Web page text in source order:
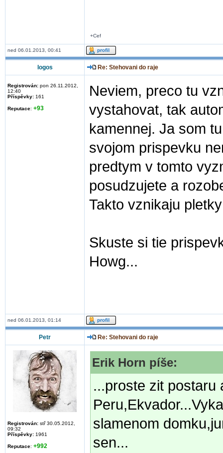
+Cef
ned 06.01.2013, 00:41
logos Re: Stehovani do raje
Registrován: pon 26.11.2012,
12:40
Příspěvky: 161
Reputace: +93
Neviem, preco tu
vystahovat, tak
kamennej. Ja som
svojom prispevku
predtym v tomto
posudzujete a
Takto vznikaju
Skuste si tie
Howg...
ned 06.01.2013, 01:14
Petr Re: Stehovani do raje
Registrován: stř 30.05.2012,
09:32
Příspěvky: 1961
Reputace: +992
Erik Horn píše:
...proste zit postaru
slamenom
sen...